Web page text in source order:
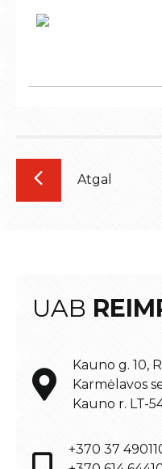
Atgal
UAB
Kauno g. 10,
Karmėlavos
Kauno r. LT-
+370 37